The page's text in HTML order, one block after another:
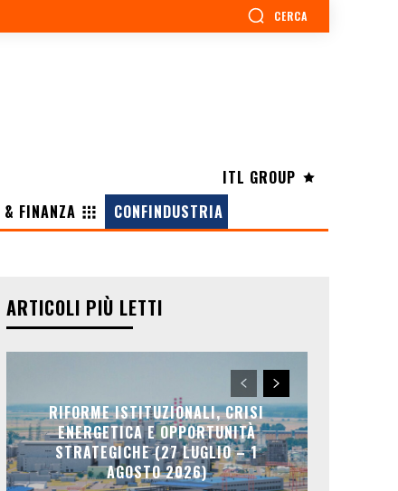
CERCA
ITL GROUP
& FINANZA CONFINDUSTRIA
ARTICOLI PIÙ LETTI
RIFORME ISTITUZIONALI, CRISI
ENERGETICA E OPPORTUNITÀ
STRATEGICHE (27 LUGLIO – 1
AGOSTO 2026)